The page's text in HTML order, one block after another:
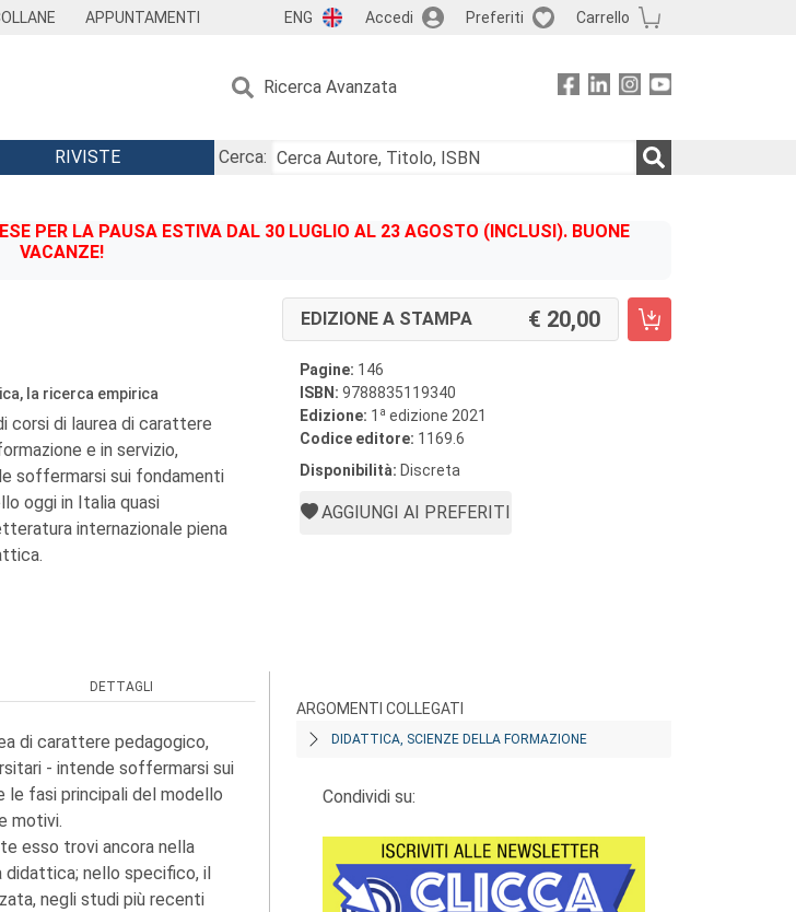
APPUNTAMENTI ENG Accedi Preferiti Carrello
Ricerca Avanzata
RIVISTE
Cerca:
PER LA PAUSA ESTIVA DAL 30 LUGLIO AL 23 AGOSTO (INCLUSI). BUONE
VACANZE!
la ricerca empirica
corsi di laurea di carattere
e in servizio,
soffermarsi sui fondamenti
oggi in Italia quasi
internazionale piena
EDIZIONE A STAMPA 20,00
Pagine: 146
ISBN: 9788835119340
Edizione: 1 a edizione 2021
Codice editore: 1169.6
Disponibilità: Discreta
AGGIUNGI AI PREFERITI
DETTAGLI
di carattere pedagogico,
- intende soffermarsi sui
le fasi principali del modello
motivi.
esso trovi ancora nella
didattica; nello specifico, il
negli studi più recenti
ARGOMENTI COLLEGATI
DIDATTICA, SCIENZE DELLA FORMAZIONE
Condividi su: